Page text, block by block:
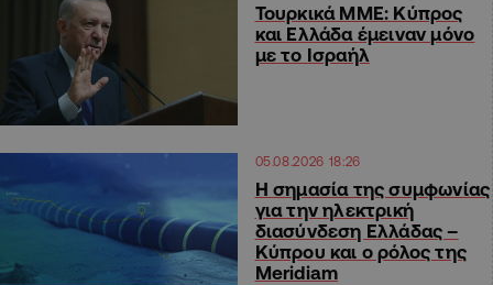
Τουρκικά ΜΜΕ: Κύπρος
και Ελλάδα έμειναν μόνο
με το Ισραήλ
05.08.2026 18:26
H σημασία της συμφωνίας
για την ηλεκτρική
διασύνδεση Ελλάδας –
Κύπρου και ο ρόλος της
Meridiam